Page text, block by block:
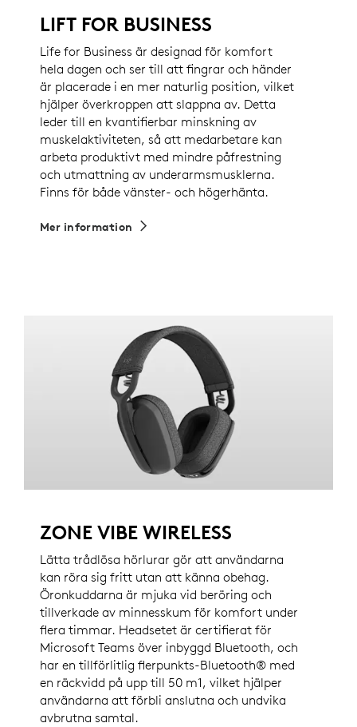
LIFT FOR BUSINESS
Life for Business är designad för komfort
hela dagen och ser till att fingrar och händer
är placerade i en mer naturlig position, vilket
hjälper överkroppen att slappna av. Detta
leder till en kvantifierbar minskning av
muskelaktiviteten, så att medarbetare kan
arbeta produktivt med mindre påfrestning
och utmattning av underarmsmusklerna.
Finns för både vänster- och högerhänta.
Mer information
ZONE VIBE WIRELESS
Lätta trådlösa hörlurar gör att användarna
kan röra sig fritt utan att känna obehag.
Öronkuddarna är mjuka vid beröring och
tillverkade av minnesskum för komfort under
flera timmar. Headsetet är certifierat för
Microsoft Teams över inbyggd Bluetooth, och
har en tillförlitlig flerpunkts-Bluetooth® med
en räckvidd på upp till 50 m1, vilket hjälper
användarna att förbli anslutna och undvika
avbrutna samtal.